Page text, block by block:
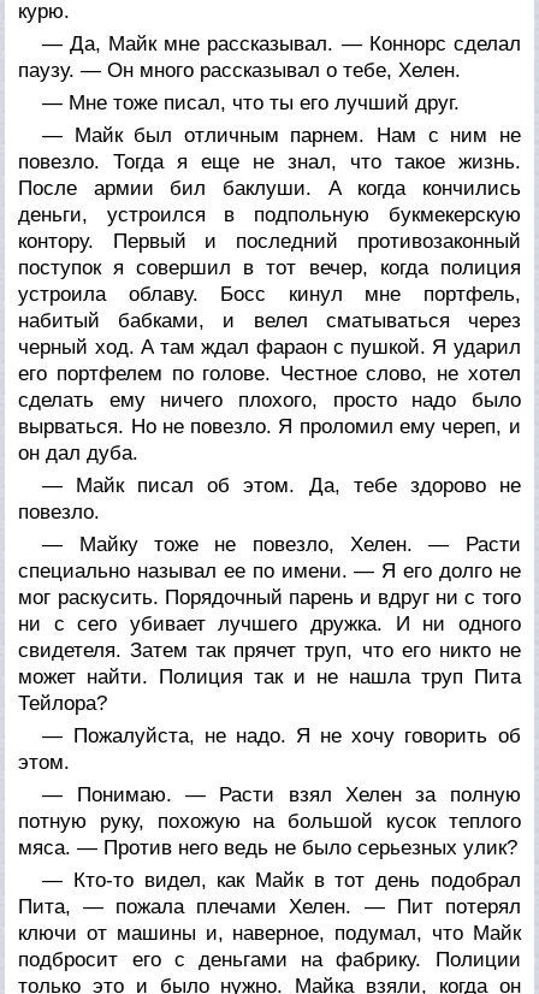
курю.
— Да, Майк мне рассказывал. — Коннорс сделал
паузу. — Он много рассказывал о тебе, Хелен.
— Мне тоже писал, что ты его лучший друг.
— Майк был отличным парнем. Нам с ним не
повезло. Тогда я еще не знал, что такое жизнь.
После армии бил баклуши. А когда кончились
деньги, устроился в подпольную букмекерскую
контору. Первый и последний противозаконный
поступок я совершил в тот вечер, когда полиция
устроила облаву. Босс кинул мне портфель,
набитый бабками, и велел сматываться через
черный ход. А там ждал фараон с пушкой. Я ударил
его портфелем по голове. Честное слово, не хотел
сделать ему ничего плохого, просто надо было
вырваться. Но не повезло. Я проломил ему череп, и
он дал дуба.
— Майк писал об этом. Да, тебе здорово не
повезло.
— Майку тоже не повезло, Хелен. — Расти
специально называл ее по имени. — Я его долго не
мог раскусить. Порядочный парень и вдруг ни с того
ни с сего убивает лучшего дружка. И ни одного
свидетеля. Затем так прячет труп, что его никто не
может найти. Полиция так и не нашла труп Пита
Тейлора?
— Пожалуйста, не надо. Я не хочу говорить об
этом.
— Понимаю. — Расти взял Хелен за полную
потную руку, похожую на большой кусок теплого
мяса. — Против него ведь не было серьезных улик?
— Кто-то видел, как Майк в тот день подобрал
Пита, — пожала плечами Хелен. — Пит потерял
ключи от машины и, наверное, подумал, что Майк
подбросит его с деньгами на фабрику. Полиции
только это и было нужно. Майка взяли, когда он